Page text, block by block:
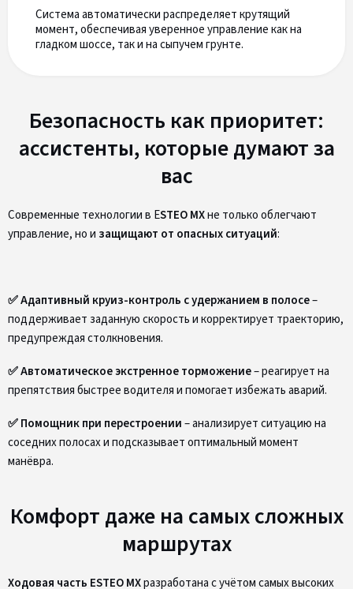
Система автоматически распределяет крутящий
момент, обеспечивая уверенное управление как на
гладком шоссе, так и на сыпучем грунте.
Безопасность как приоритет:
ассистенты, которые думают за
вас
Современные технологии в ESTEO MXне только облегчают
управление, но и защищают от опасных ситуаций:
✅ Адаптивный круиз-контроль с удержанием в полосе–
поддерживает заданную скорость и корректирует траекторию,
предупреждая столкновения.
✅ Автоматическое экстренное торможение– реагирует на
препятствия быстрее водителя и помогает избежать аварий.
✅ Помощник при перестроении– анализирует ситуацию на
соседних полосах и подсказывает оптимальный момент
манёвра.
Комфорт даже на самых сложных
маршрутах
Ходовая часть ESTEO MXразработана с учётом самых высоких